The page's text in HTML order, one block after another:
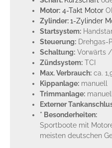
Motor: 4-Takt Motor
Zylinder:1-Zylinder
Startsystem:
Steuerung: Drehgas-
Schaltung: Vorwärts
Zündsystem: TCI
Max. Verbrauch: ca.
Kippanlage: manuell
Trimmanlage: manuell
Externer
* Besonderheiten:
Sportboote mit
meisten deutschen